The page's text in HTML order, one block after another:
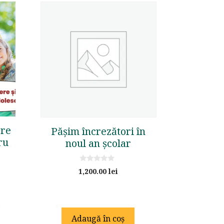
Pășim încrezători în
noul an școlar
0
o
5
1,200.00lei
Adaugă în coș